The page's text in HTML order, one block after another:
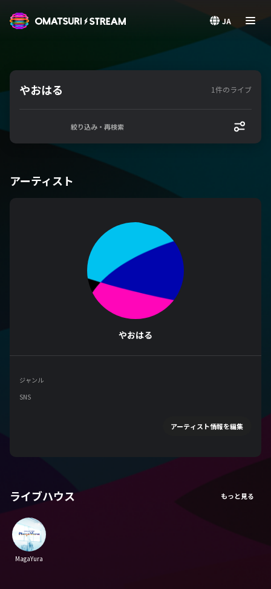
JA
やおはる 1件のライブ
絞り込み・再検索
アーティスト
やおはる
ジャンル
SNS
アーティスト情報を編集
ライブハウス
MagaYura